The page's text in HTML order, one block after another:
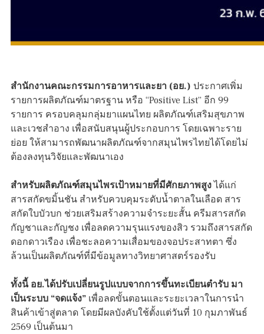
สำนักงานคณะกรรมการอาหารและยา (อย.) ประกาศเพิ่ม
รายการผลิตภัณฑ์มาตรฐาน หรือ “Positive List” อีก 99
รายการ ครอบคลุมกลุ่มยาแผนไทย ผลิตภัณฑ์เสริมสุขภาพ
และเวชสำอาง เพื่อสนับสนุนผู้ประกอบการ โดยเฉพาะราย
ย่อย ให้สามารถพัฒนาผลิตภัณฑ์จากสมุนไพรไทยได้โดยไม่
ต้องลงทุนวิจัยและพัฒนาเอง
สำหรับผลิตภัณฑ์สมุนไพรเป้าหมายที่มีศักยภาพสูงได้แก่
สารสกัดขมิ้นชัน สำหรับควบคุมระดับน้ำตาลในเลือด สาร
สกัดใบบัวบก ช่วยเสริมสร้างความจำระยะสั้น ครีมสารสกัด
กัญชาและกัญชง เพื่อลดความรุนแรงของสิว รวมถึงสารสกัด
ดอกดาวเรือง เพื่อชะลอความเสื่อมของจอประสาทตา ซึ่ง
ล้วนเป็นผลิตภัณฑ์ที่มีข้อมูลทางวิทยาศาสตร์รองรับ
ทั้งนี้ อย.ได้ปรับเปลี่ยนรูปแบบจากการขึ้นทะเบียนตำรับ มา
เป็นระบบ “จดแจ้ง” เพื่อลดขั้นตอนและระยะเวลาในการนำ
สินค้าเข้าสู่ตลาด โดยมีผลบังคับใช้ตั้งแต่วันที่ 10 กุมภาพันธ์
2569 เป็นต้นมา